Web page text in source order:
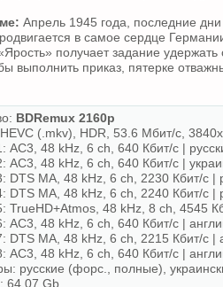
Апрель 1945 года, последние
в самое сердце
получает задание
выполнить приказ, пятерке
BDRemux 2160p
(.mkv), HDR, 53.6 Мбит/с,
AC3, 48 kHz, 6 ch, 640 Кбит/с |
AC3, 48 kHz, 6 ch, 640 Кбит/с |
DTS MA, 48 kHz, 6 ch, 2230 Кбит/с |
DTS MA, 48 kHz, 6 ch, 2240 Кбит/с |
TrueHD+Atmos, 48 kHz, 8 ch, 4545
AC3, 48 kHz, 6 ch, 640 Кбит/с |
DTS MA, 48 kHz, 6 ch, 2215 Кбит/с |
AC3, 48 kHz, 6 ch, 640 Кбит/с |
русские (форс., полные),
64,07 Gb